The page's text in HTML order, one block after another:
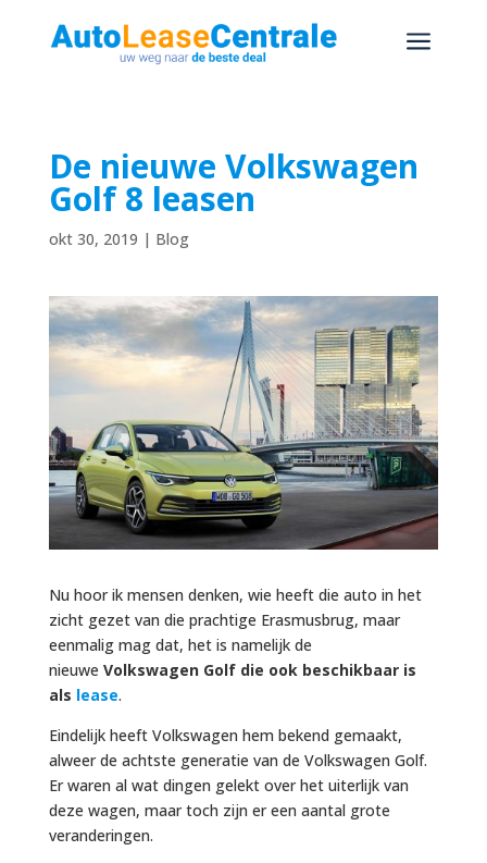
a
De nieuwe Volkswagen
Golf 8 leasen
okt 30, 2019 | Blog
Nu hoor ik mensen denken, wie heeft die auto in het
zicht gezet van die prachtige Erasmusbrug, maar
eenmalig mag dat, het is namelijk de
nieuwe Volkswagen Golf die ook beschikbaar is
als lease.
Eindelijk heeft Volkswagen hem bekend gemaakt,
alweer de achtste generatie van de Volkswagen Golf.
Er waren al wat dingen gelekt over het uiterlijk van
deze wagen, maar toch zijn er een aantal grote
veranderingen.